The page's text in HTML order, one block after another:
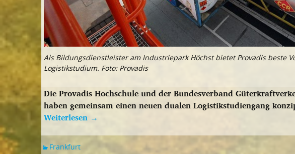
Als Bildungsdienstleister am Industriepark Höchst bietet Provadis beste
Logistikstudium. Foto: Provadis
Die Provadis Hochschule und der Bundesverband
haben gemeinsam einen neuen dualen Logistikstudiengang
Weiterlesen →
Frankfurt